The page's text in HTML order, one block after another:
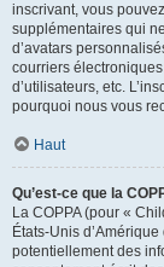
inscrivant, vous
supplémentaires qui
d’avatars
courriers
d’utilisateurs, etc.
pourquoi nous vous
Haut
Qu’est-ce que la
La COPPA (pour «
États-Unis
potentiellement des